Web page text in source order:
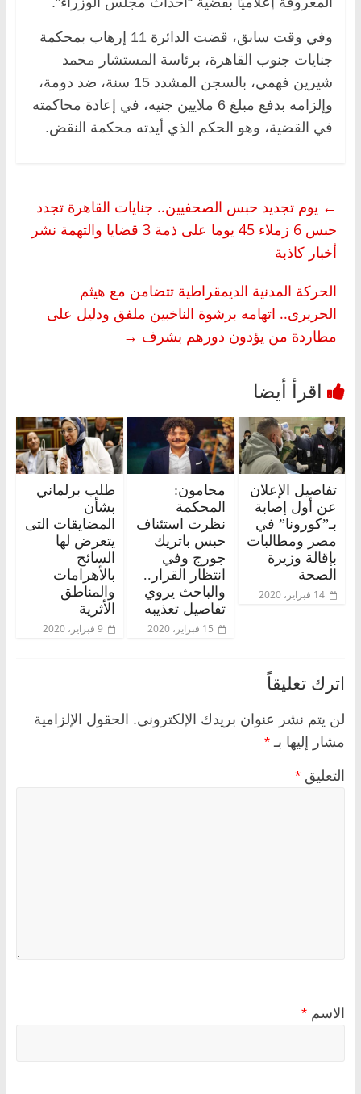
وفي وقت سابق، قضت الدائرة 11 إرهاب بمحكمة
جنايات جنوب القاهرة، برئاسة المستشار محمد
شيرين فهمي، بالسجن المشدد 15 سنة، ضد دومة،
وإلزامه بدفع مبلغ 6 ملايين جنيه، في إعادة محاكمته
في القضية، وهو الحكم الذي أيدته محكمة النقض.
← يوم تجديد حبس الصحفيين.. جنايات القاهرة تجدد
حبس 6 زملاء 45 يوما على ذمة 3 قضايا والتهمة نشر
أخبار كاذبة
الحركة المدنية الديمقراطية تتضامن مع هيثم
الحريرى.. اتهامه برشوة الناخبين ملفق ودليل على
مطاردة من يؤدون دورهم بشرف →
تفاصيل الإعلان
عن أول إصابة
بـ”كورونا” في
مصر ومطالبات
بإقالة وزيرة
الصحة
14 فبراير، 2020
محامون:
المحكمة
نظرت استئناف
حبس باتريك
جورج وفي
انتظار القرار..
والباحث يروي
تفاصيل تعذيبه
15 فبراير، 2020
طلب برلماني
بشأن
المضايقات التى
يتعرض لها
السائح
بالأهرامات
والمناطق
الأثرية
9 فبراير، 2020
اترك تعليقاً
لن يتم نشر عنوان بريدك الإلكتروني. الحقول الإلزامية
مشار إليها بـ *
التعليق *
الاسم *